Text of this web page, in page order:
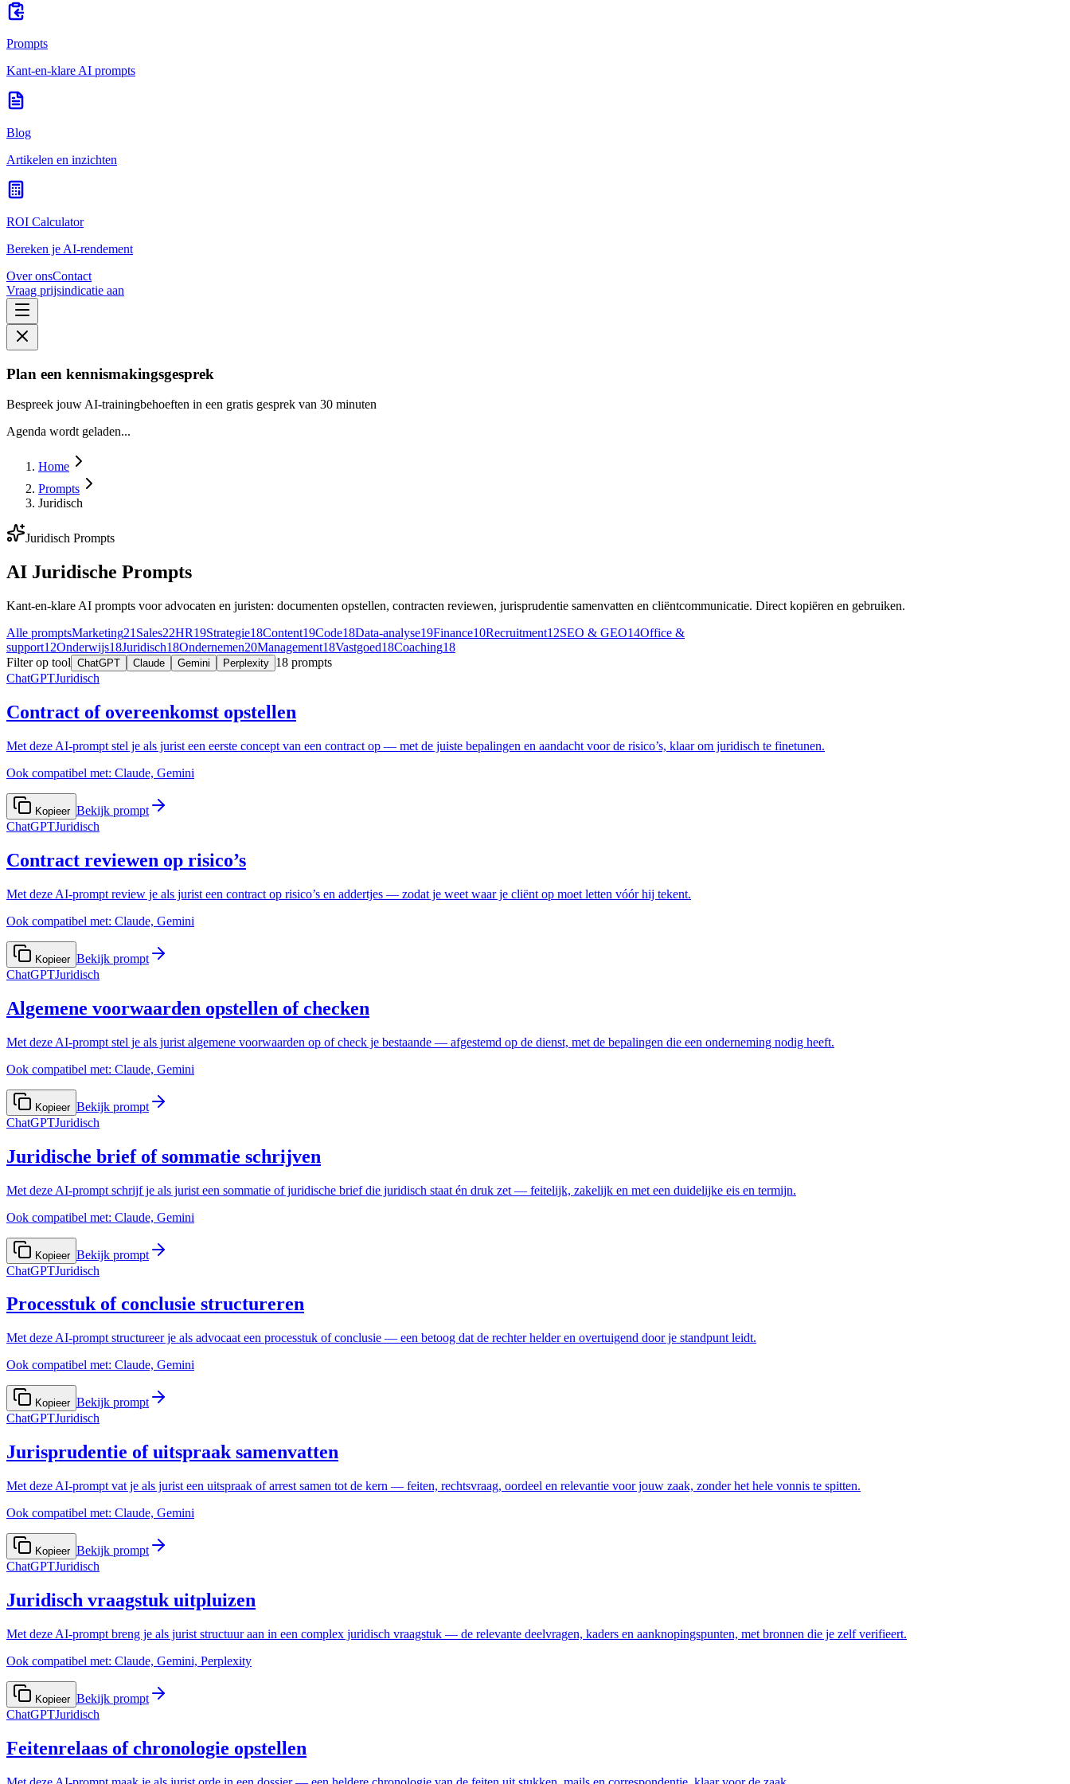
Prompts
Kant-en-klare AI prompts
Blog
Artikelen en inzichten
ROI Calculator
Bereken je AI-rendement
Over onsContact
Vraag prijsindicatie aan
Plan een kennismakingsgesprek
Bespreek jouw AI-trainingbehoeften in een gratis gesprek van 30 minuten
Agenda wordt geladen...
Home
Prompts
Juridisch
Juridisch Prompts
AI Juridische Prompts
Kant-en-klare AI prompts voor advocaten en juristen: documenten opstellen, contracten reviewen, jurisprudentie samenvatten en cliëntcommunicatie. Direct kopiëren en gebruiken.
Alle promptsMarketing21 Sales22HR19Strategie18Content19Code18Data-analyse19Finance10Recruitment12SEO & GEO14Office &
support12Onderwijs18Juridisch18Ondernemen20Management18Vastgoed18Coaching18
Filter op tool ChatGPT Claude Gemini Perplexity 18 prompts
ChatGPTJuridisch
Contract of overeenkomst opstellen
Met deze AI-prompt stel je als jurist een eerste concept van een contract op — met de juiste bepalingen en aandacht voor de risico’s, klaar om juridisch te finetunen.
Ook compatibel met: Claude, Gemini
Kopieer Bekijk prompt
ChatGPTJuridisch
Contract reviewen op risico’s
Met deze AI-prompt review je als jurist een contract op risico’s en addertjes — zodat je weet waar je cliënt op moet letten vóór hij tekent.
Ook compatibel met: Claude, Gemini
Kopieer Bekijk prompt
ChatGPTJuridisch
Algemene voorwaarden opstellen of checken
Met deze AI-prompt stel je als jurist algemene voorwaarden op of check je bestaande — afgestemd op de dienst, met de bepalingen die een onderneming nodig heeft.
Ook compatibel met: Claude, Gemini
Kopieer Bekijk prompt
ChatGPTJuridisch
Juridische brief of sommatie schrijven
Met deze AI-prompt schrijf je als jurist een sommatie of juridische brief die juridisch staat én druk zet — feitelijk, zakelijk en met een duidelijke eis en termijn.
Ook compatibel met: Claude, Gemini
Kopieer Bekijk prompt
ChatGPTJuridisch
Processtuk of conclusie structureren
Met deze AI-prompt structureer je als advocaat een processtuk of conclusie — een betoog dat de rechter helder en overtuigend door je standpunt leidt.
Ook compatibel met: Claude, Gemini
Kopieer Bekijk prompt
ChatGPTJuridisch
Jurisprudentie of uitspraak samenvatten
Met deze AI-prompt vat je als jurist een uitspraak of arrest samen tot de kern — feiten, rechtsvraag, oordeel en relevantie voor jouw zaak, zonder het hele vonnis te spitten.
Ook compatibel met: Claude, Gemini
Kopieer Bekijk prompt
ChatGPTJuridisch
Juridisch vraagstuk uitpluizen
Met deze AI-prompt breng je als jurist structuur aan in een complex juridisch vraagstuk — de relevante deelvragen, kaders en aanknopingspunten, met bronnen die je zelf verifieert.
Ook compatibel met: Claude, Gemini, Perplexity
Kopieer Bekijk prompt
ChatGPTJuridisch
Feitenrelaas of chronologie opstellen